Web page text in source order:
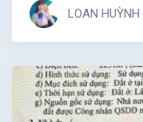
LOAN HUỲNH